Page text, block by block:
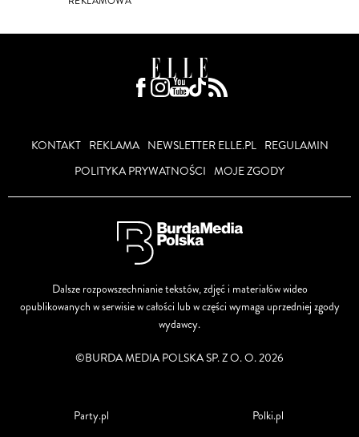
KONTAKT REKLAMA NEWSLETTER ELLE.PL
REGULAMIN
POLITYKA PRYWATNOŚCI MOJE ZGODY
Dalsze rozpowszechnianie tekstów, zdjęć i materiałów wideo
opublikowanych w serwisie w całości lub w części wymaga uprzedniej zgody
wydawcy.
©BURDA MEDIA POLSKA SP. Z O. O. 2026
Party.pl
Polki.pl